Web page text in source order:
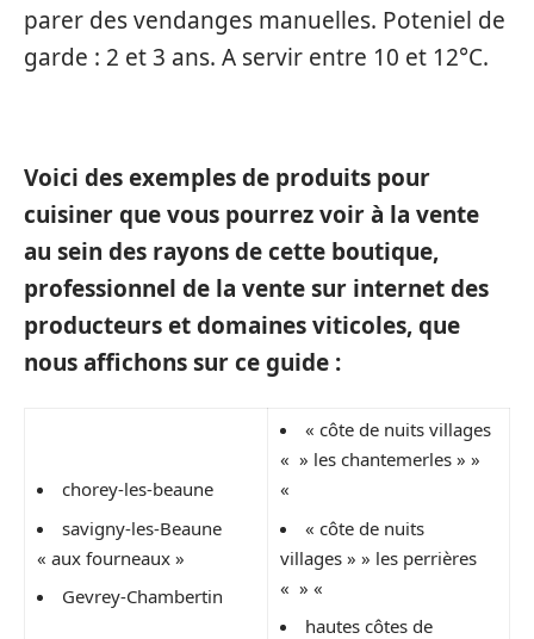
parer des vendanges manuelles. Poteniel de
garde : 2 et 3 ans. A servir entre 10 et 12°C.
Voici des exemples de produits pour
cuisiner que vous pourrez voir à la vente
au sein des rayons de cette boutique,
professionnel de la vente sur internet des
producteurs et domaines viticoles, que
nous affichons sur ce guide :
chorey-les-beaune
savigny-les-Beaune
« aux fourneaux »
Gevrey-Chambertin
« côte de nuits villages
« » les chantemerles » »
«
« côte de nuits
villages » » les perrières
« » «
hautes côtes de